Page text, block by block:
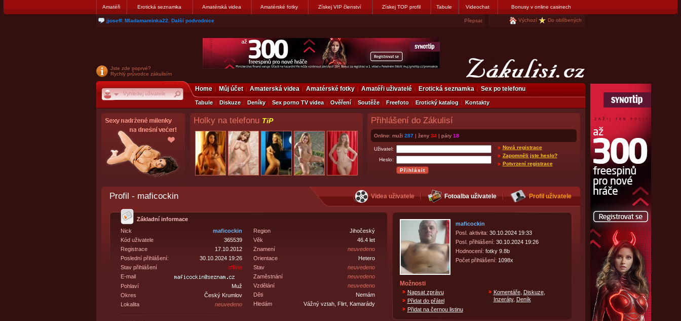
Amatéři Erotická seznamka Amatérská videa Amatérské fotky Získej VIP členství Získej TOP profil Tabule Videochat Bonusy v online casinech
matthew007: kuknite moju galerku Přepsat Výchozí Do oblíbených
Jste zde poprvé?
Rychlý průvodce zákulisím
Home Můj účet Amaterská videa Amatérské fotky Amatéři uživatelé Erotická seznamka Sex po telefonu
Tabule Diskuze Deníky Sex porno TV videa Ověření Soutěže Freefoto Erotický katalog Kontakty
Holky na telefonu TiP Přihlášení do Zákulisí
Online: muži 287| ženy 34| páry 18
Uživatel:
Heslo:
Nová registrace
Zapomněli jste heslo?
Potvrzení registrace
Profil - maficockin Videa uživatele Fotoalba uživatele Profil uživatele
Základní informace
Nick
maficockin
Kód uživatele
365539
Registrace
17.10.2012
Poslední přihlášení:
30.10.2024 19:26
Stav přihlášení
offline
E-mail
Pohlaví
Muž
Okres
Český Krumlov
Lokalita
neuvedeno
Region
Jihočeský
Věk
46.4 let
Znamení
neuvedeno
Orientace
Hetero
Stav
neuvedeno
Zaměstnání
neuvedeno
Vzdělání
neuvedeno
Děti
Nemám
Hledám
Vážný vztah, Flirt, Kamarády
maficockin
Posl. aktivita: 30.10.2024 19:33
Posl. přihlášení: 30.10.2024 19:26
Hodnocení: fotky 9.8b
Počet přihlášení: 1098x
Možnosti
Napsat zprávu
Přidat do přátel
Přidat na černou listinu
Komentáře, Diskuze,
Inzeráty, Deník